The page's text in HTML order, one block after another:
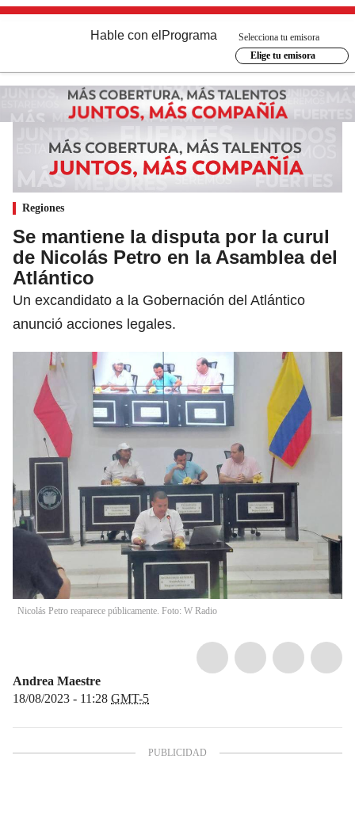
Hable con el Programa
Selecciona tu emisora
Elige tu emisora
Regiones
Se mantiene la disputa por la curul
de Nicolás Petro en la Asamblea del
Atlántico
Un excandidato a la Gobernación del Atlántico
anunció acciones legales.
Nicolás Petro reaparece públicamente. Foto: W Radio
Andrea Maestre
18/08/2023 - 11:28 GMT-5